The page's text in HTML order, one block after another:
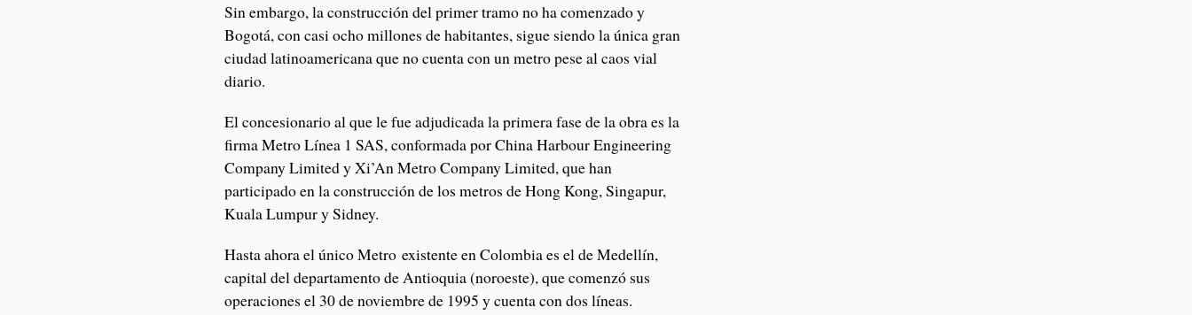
Sin embargo, la construcción del primer tramo no ha comenzado y
Bogotá, con casi ocho millones de habitantes, sigue siendo la única gran
ciudad latinoamericana que no cuenta con un metro pese al caos vial
diario.
El concesionario al que le fue adjudicada la primera fase de la obra es la
firma Metro Línea 1 SAS, conformada por China Harbour Engineering
Company Limited y Xi’An Metro Company Limited, que han
participado en la construcción de los metros de Hong Kong, Singapur,
Kuala Lumpur y Sidney.
Hasta ahora el único Metro existente en Colombia es el de Medellín,
capital del departamento de Antioquia (noroeste), que comenzó sus
operaciones el 30 de noviembre de 1995 y cuenta con dos líneas.